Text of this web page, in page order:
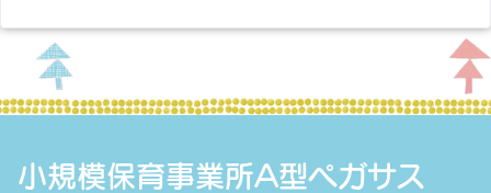
小規模保育事業所A型ペガサス